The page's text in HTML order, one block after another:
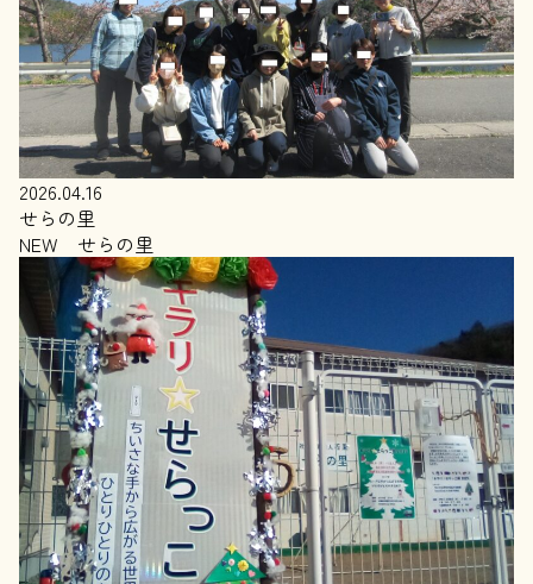
2026.04.16
せらの里
NEW せらの里